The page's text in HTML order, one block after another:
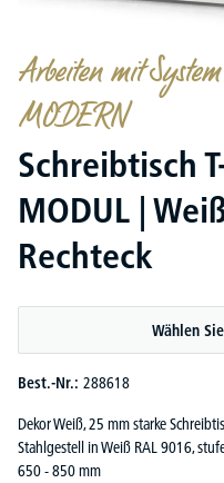
Arbeiten mit
MODERN
Schreibtisch
MODUL |
Rechteck
Wählen
Best.-Nr.: 288618
Dekor Weiß, 25 mm starke
Stahlgestell in Weiß RAL 9016,
650 - 850 mm